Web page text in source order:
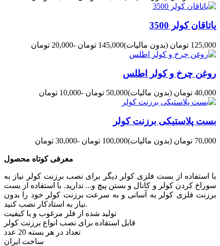
یاتاقان کولر 3500
125,000 تومان (بدون مالیات)145,000 تومان -20,000 تومان
روغن چرخ و کولر اطلس
40,000 تومان (بدون مالیات)50,000 تومان -10,000 تومان
بست پلاستیکی برزنت کولر
70,000 تومان (بدون مالیات)100,000 تومان -30,000 تومان
معرفی کوتاه محصول
با استفاده از بست فلزی کولر دیگر برای نصب برزنت کولر نیاز به
سوراخ کردن کولر و کانال و بستن پیچ و... ندارید. با استفاده از بست
برزنت فلزی کولر به آسانی و به سرعت برزنت کولر خود را بدون
نیاز به استادکار نصب کنید.
تولید شده از فلز مرغوب و با کیفیت
قابل استفاده برای نصب انواع برزنت کولر
تعداد در هر بسته 20 عدد
ساخت ایران